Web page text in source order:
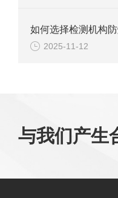
2025-11-12
与我们产生